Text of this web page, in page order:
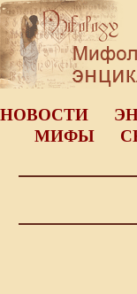
НОВОСТИ
МИФЫ